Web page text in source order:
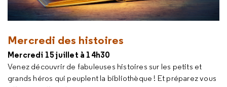
Mercredi des histoires
Mercredi 15 juillet à 14h30
Venez découvrir de fabuleuses histoires sur les petits et
grands héros qui peuplent la bibliothèque ! Et préparez vous